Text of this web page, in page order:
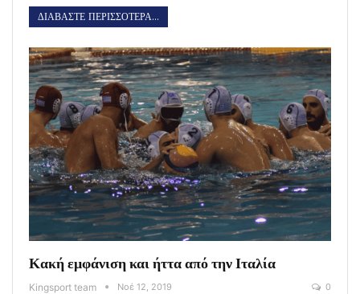
ΔΙΑΒΑΣΤΕ ΠΕΡΙΣΣΟΤΕΡΑ...
Κακή εμφάνιση και ήττα από την Ιταλία
Kingsport team Νοέ 12, 2019 0